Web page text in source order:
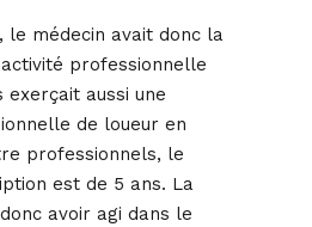
le médecin avait donc la
professionnelle
exerçait aussi une
de loueur en
professionnels, le
est de 5 ans. La
avoir agi dans le